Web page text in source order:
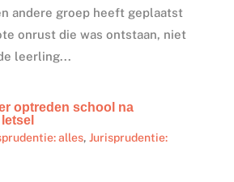
andere groep heeft geplaatst
onrust die was ontstaan, niet
leerling...
optreden school na
alles, Jurisprudentie: